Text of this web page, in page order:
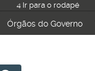
4 Ir para o rodapé
Órgãos do Governo